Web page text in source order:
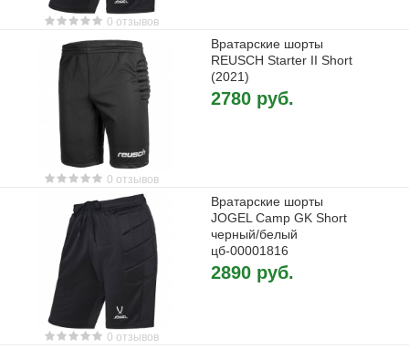
0 отзывов
0 отзывов
Вратарские шорты
REUSCH Starter II Short
(2021)
2780 руб.
0 отзывов
Вратарские шорты
JOGEL Camp GK Short
черный/белый
цб-00001816
2890 руб.